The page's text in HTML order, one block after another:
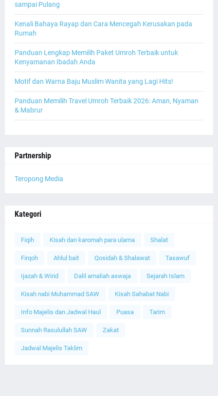
sampai Pulang
Kenali Bahaya Rayap dan Cara Mencegah Kerusakan pada
Rumah
Panduan Lengkap Memilih Paket Umroh Terbaik untuk
Kenyamanan Ibadah Anda
Motif dan Warna Baju Muslim Wanita yang Lagi Hits!
Panduan Memilih Travel Umroh Terbaik 2026: Aman, Nyaman
& Mabrur
Partnership
Teropong Media
Kategori
Fiqih Kisah dan karomah para ulama Shalat
Firqoh Ahlul bait Qosidah & Shalawat Tasawuf
Ijazah & Wirid Dalil amaliah aswaja Sejarah Islam
Kisah nabi Muhammad SAW Kisah Sahabat Nabi
Info Majelis dan Jadwal Haul Puasa Tarim
Sunnah Rasulullah SAW Zakat
Jadwal Majelis Taklim